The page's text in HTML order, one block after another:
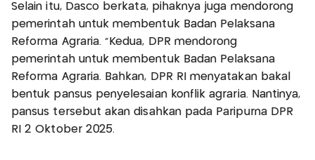
Selain itu, Dasco berkata, pihaknya juga mendorong
pemerintah untuk membentuk Badan Pelaksana
Reforma Agraria. "Kedua, DPR mendorong
pemerintah untuk membentuk Badan Pelaksana
Reforma Agraria. Bahkan, DPR RI menyatakan bakal
bentuk pansus penyelesaian konflik agraria. Nantinya,
pansus tersebut akan disahkan pada Paripurna DPR
RI 2 Oktober 2025.